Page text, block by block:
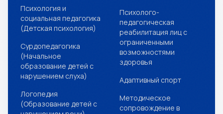
Психология и
социальная педагогика
(Детская психология)
Сурдопедагогика
(Начальное
образование детей с
нарушением слуха)
Логопедия
(Образование детей с
Психолого-
педагогическая
реабилитация лиц с
ограниченными
возможностями
здоровья
Адаптивный спорт
Методическое
сопровождение в